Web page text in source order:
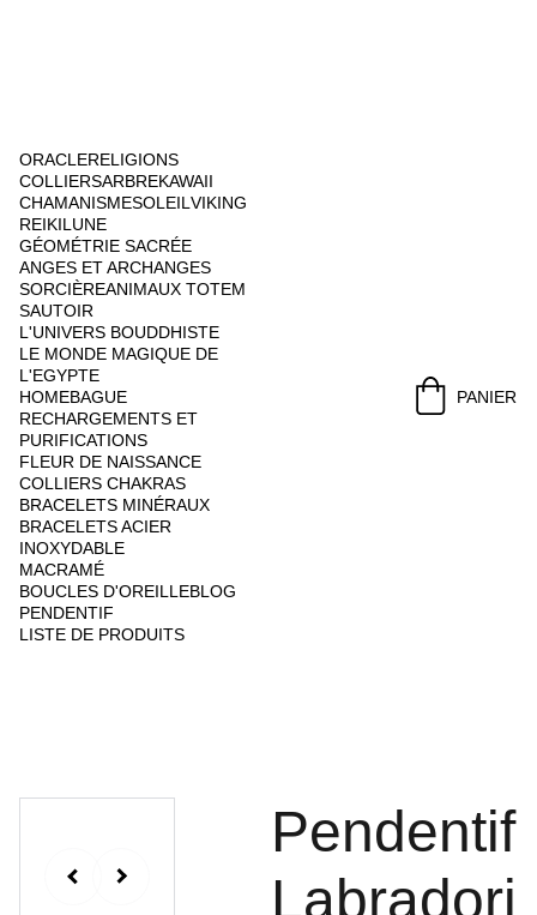
ORACLERELIGIONS
COLLIERSARBREKAWAII
CHAMANISMESOLEIL VIKING
REIKILUNE
GÉOMÉTRIE SACRÉE
ANGES ET ARCHANGES
SORCIÈREANIMAUX TOTEM
SAUTOIR
L'UNIVERS BOUDDHISTE
LE MONDE MAGIQUE DE
L'EGYPTE
HOMEBAGUE
RECHARGEMENTS ET
PURIFICATIONS
FLEUR DE NAISSANCE
COLLIERS CHAKRAS
BRACELETS MINÉRAUX
BRACELETS ACIER
INOXYDABLE
MACRAMÉ
BOUCLES D'OREILLEBLOG
PENDENTIF
LISTE DE PRODUITS
PANIER
Pendentif
Labradori